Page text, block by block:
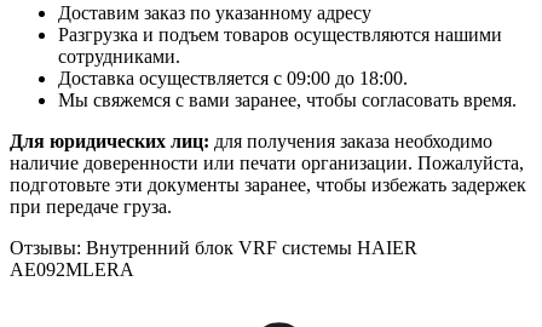
Доставим заказ по указанному адресу
Разгрузка и подъем товаров осуществляются нашими
сотрудниками.
Доставка осуществляется с 09:00 до 18:00.
Мы свяжемся с вами заранее, чтобы согласовать время.
Для юридических лиц: для получения заказа необходимо
наличие доверенности или печати организации. Пожалуйста,
подготовьте эти документы заранее, чтобы избежать задержек
при передаче груза.
Отзывы: Внутренний блок VRF системы HAIER
AE092MLERA